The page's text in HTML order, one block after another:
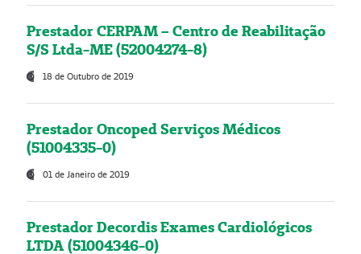
Prestador CERPAM – Centro de Reabilitação
S/S Ltda-ME (52004274-8)
18 de Outubro de 2019
Prestador Oncoped Serviços Médicos
(51004335-0)
01 de Janeiro de 2019
Prestador Decordis Exames Cardiológicos
LTDA (51004346-0)